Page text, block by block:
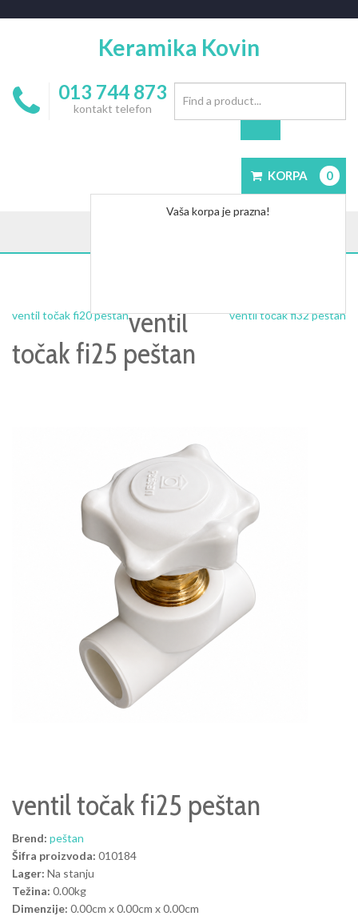
Keramika Kovin
013 744 873
kontakt telefon
KORPA 0
Vaša korpa je prazna!
ventil točak fi20 peštan ventil točak fi32 peštan
ventil
točak fi25 peštan
ventil točak fi25 peštan
Brend: peštan
Šifra proizvoda: 010184
Lager: Na stanju
Težina: 0.00kg
Dimenzije: 0.00cm x 0.00cm x 0.00cm